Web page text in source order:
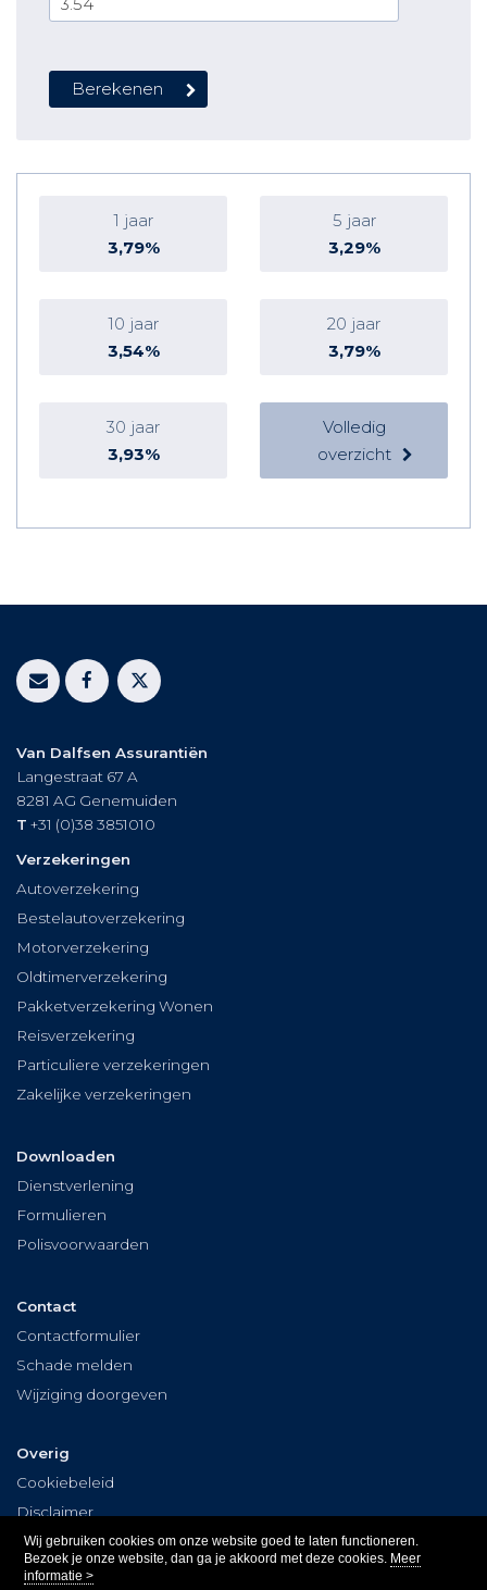
Wij gebruiken cookies om onze website goed te laten functioneren.
Bezoek je onze website, dan ga je akkoord met deze cookies. Meer
informatie >
1 jaar
3,79%
5 jaar
3,29%
10 jaar
3,54%
20 jaar
3,79%
30 jaar
3,93%
Volledig
overzicht
Van Dalfsen Assurantiën
Langestraat 67 A
8281 AG Genemuiden
T +31 (0)38 3851010
Verzekeringen
Autoverzekering
Bestelautoverzekering
Motorverzekering
Oldtimerverzekering
Pakketverzekering Wonen
Reisverzekering
Particuliere verzekeringen
Zakelijke verzekeringen
Downloaden
Dienstverlening
Formulieren
Polisvoorwaarden
Contact
Contactformulier
Schade melden
Wijziging doorgeven
Overig
Cookiebeleid
Disclaimer
Privacy